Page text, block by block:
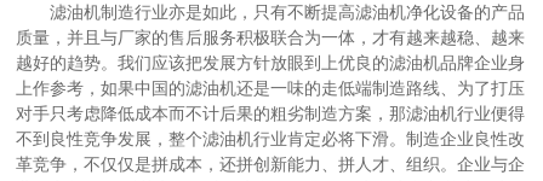
滤油机制造行业亦是如此，只有不断提高滤油机净化设备的产品
质量，并且与厂家的售后服务积极联合为一体，才有越来越稳、越来
越好的趋势。我们应该把发展方针放眼到上优良的滤油机品牌企业身
上作参考，如果中国的滤油机还是一味的走低端制造路线、为了打压
对手只考虑降低成本而不计后果的粗劣制造方案，那滤油机行业便得
不到良性竞争发展，整个滤油机行业肯定必将下滑。制造企业良性改
革竞争，不仅仅是拼成本，还拼创新能力、拼人才、组织。企业与企